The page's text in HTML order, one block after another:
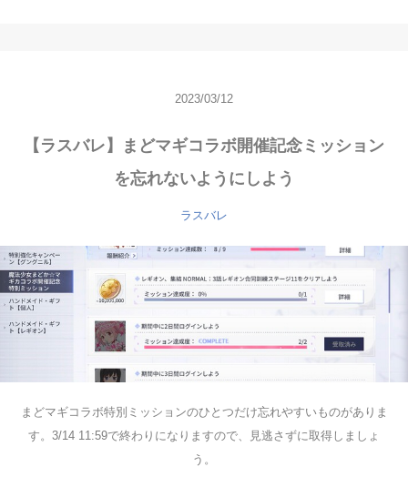
2023/03/12
【ラスバレ】まどマギコラボ開催記念ミッション
を忘れないようにしよう
ラスバレ
まどマギコラボ特別ミッションのひとつだけ忘れやすいものがありま
す。3/14 11:59で終わりになりますので、見逃さずに取得しましょ
う。